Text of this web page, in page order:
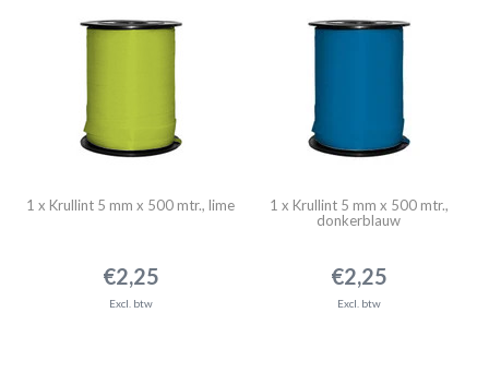
1 x Krullint 5 mm x 500 mtr., lime
€2,25
Excl. btw
1 x Krullint 5 mm x 500 mtr.,
donkerblauw
€2,25
Excl. btw